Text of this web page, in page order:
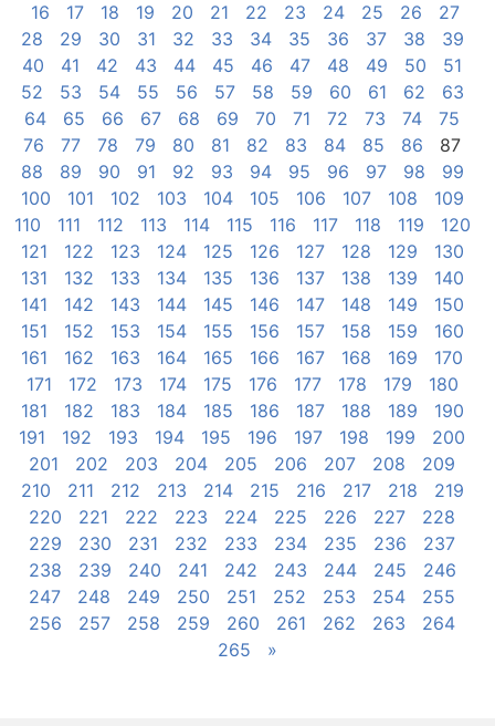
16
17 18 19 20 21 22 23 24 25 26
27
28
29 30 31 32 33 34 35 36 37 38
39
40
41 42 43 44 45 46 47 48 49 50
51
52
53 54 55 56 57 58 59 60 61 62
63
64
65 66 67 68 69 70 71 72 73 74
75
76
77 78 79 80 81 82 83 84 85 86
87
88
89 90 91 92 93 94 95 96 97 98
99
100
101 102 103 104 105 106 107 108
109
110
111 112 113 114 115 116 117 118 119
120
121
122 123 124 125 126 127 128 129
130
131
132 133 134 135 136 137 138 139
140
141
142 143 144 145 146 147 148 149
150
151
152 153 154 155 156 157 158 159
160
161
162 163 164 165 166 167 168 169
170
171
172 173 174 175 176 177 178 179
180
181
182 183 184 185 186 187 188 189
190
191
192 193 194 195 196 197 198 199
200
201
202 203 204 205 206 207 208
209
210
211 212 213 214 215 216 217 218
219
220
221 222 223 224 225 226 227
228
229
230 231 232 233 234 235 236
237
238
239 240 241 242 243 244 245
246
247
248 249 250 251 252 253 254
255
256
257 258 259 260 261 262 263
264
265
»